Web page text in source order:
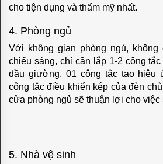
LUXE
PARIS
ROMA
SAN
SEBASTIAN
cho tiện dụng và thẩm mỹ nhất.
4. Phòng ngủ
Với không gian phòng ngủ, không
chiếu sáng, chỉ cần lắp 1-2 công
đầu giường, 01 công tắc tạo hiệu
công tắc điều khiển kép của đèn
cửa phòng ngủ sẽ thuận lợi cho việc
5. Nhà vệ sinh